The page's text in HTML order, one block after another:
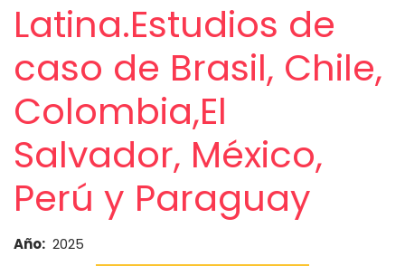
Latina.Estudios de
caso de Brasil, Chile,
Colombia,El
Salvador, México,
Perú y Paraguay
Año 2025